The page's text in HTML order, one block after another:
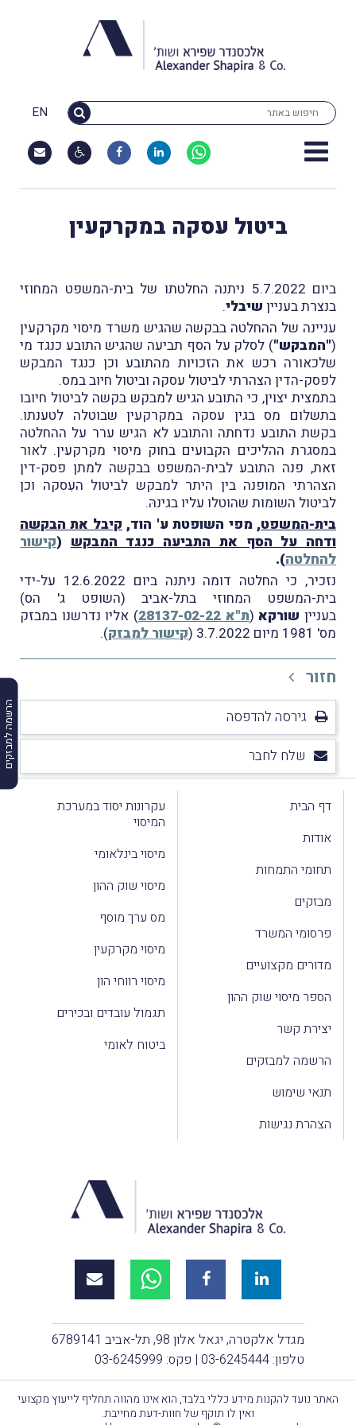
EN
הרשמה למבזקים
ביטול עסקה במקרקעין
ביום 5.7.2022 ניתנה החלטתו של בית-המשפט המחוזי
בנצרת בעניין שיבלי.
עניינה של ההחלטה בבקשה שהגיש משרד מיסוי מקרקעין
("המבקש") לסלק על הסף תביעה שהגיש התובע כנגד מי
שלכאורה רכש את הזכויות מהתובע וכן כנגד המבקש
לפסק-הדין הצהרתי לביטול עסקה וביטול חיוב במס.
בתמצית יצוין, כי התובע הגיש למבקש בקשה לביטול חיובו
בתשלום מס בגין עסקה במקרקעין שבוטלה לטענתו.
בקשת התובע נדחתה והתובע לא הגיש ערר על ההחלטה
במסגרת ההליכים הקבועים בחוק מיסוי מקרקעין. לאור
זאת, פנה התובע לבית-המשפט בבקשה למתן פסק-דין
הצהרתי המופנה בין היתר למבקש לביטול העִסקה וכן
לביטול השומות שהוטלו עליו בגינהּ.
בית-המשפט, מפי השופטת ע' הוד, קיבל את הבקשה
ודחה על הסף את התביעה כנגד המבקש (קישור
להחלטה).
נזכיר, כי החלטה דומה ניתנה ביום 12.6.2022 על-ידי
בית-המשפט המחוזי בתל-אביב (השופט ג' הס)
בעניין שורקא(ת"א 28137-02-22
) אליו נדרשנו במבזק
מס' 1981 מיום 3.7.2022 (
קישור למבזק).
חזור
גירסה להדפסה
שלח לחבר
דף הבית
אודות
תחומי התמחות
מבזקים
פרסומי המשרד
מדורים מקצועיים
הספר מיסוי שוק ההון
יצירת קשר
הרשמה למבזקים
תנאי שימוש
הצהרת נגישות
עקרונות יסוד במערכת
המיסוי
מיסוי בינלאומי
מיסוי שוק ההון
מס ערך מוסף
מיסוי מקרקעין
מיסוי רווחי הון
תגמול עובדים ובכירים
ביטוח לאומי
מגדל אלקטרה, יגאל אלון 98, תל-אביב 6789141
טלפון: 03-6245444 | פקס: 03-6245999
האתר נועד להקנות מידע כללי בלבד, הוא אינו מהווה תחליף לייעוץ מקצועי
ואין לו תוקף של חוות-דעת מחייבת.